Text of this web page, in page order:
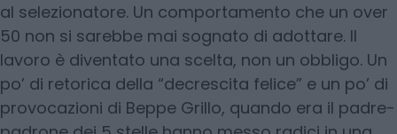
al selezionatore. Un comportamento che un over
50 non si sarebbe mai sognato di adottare. Il
lavoro è diventato una scelta, non un obbligo. Un
po’ di retorica della “decrescita felice” e un po’ di
provocazioni di Beppe Grillo, quando era il padre-